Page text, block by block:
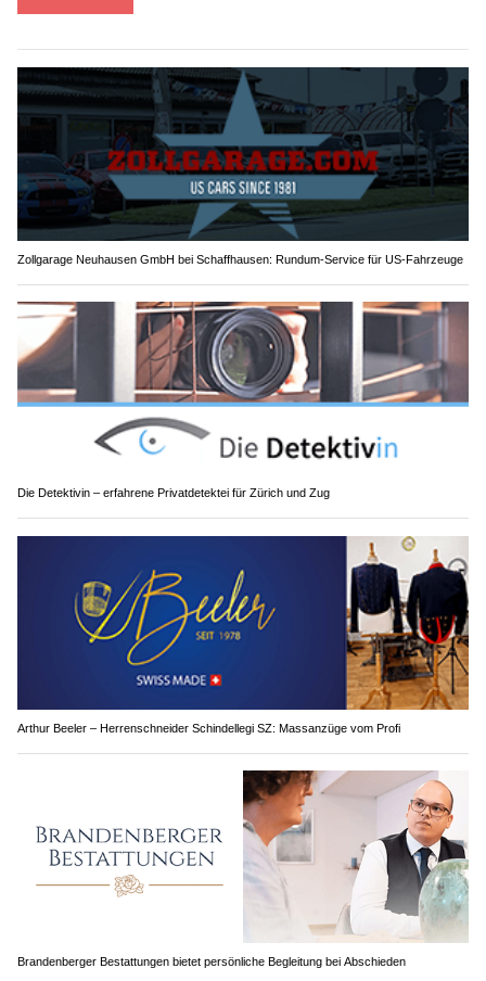
Zollgarage Neuhausen GmbH bei Schaffhausen: Rundum-Service für US-Fahrzeuge
Die Detektivin – erfahrene Privatdetektei für Zürich und Zug
Arthur Beeler – Herrenschneider Schindellegi SZ: Massanzüge vom Profi
Brandenberger Bestattungen bietet persönliche Begleitung bei Abschieden